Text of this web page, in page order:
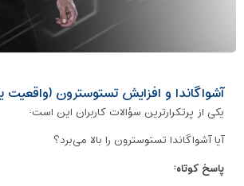
آشواگاندا و افزایش تستوسترون (واقعیت
یکی از پرتکرارترین سؤالات کاربران این است:
آیا آشواگاندا تستوسترون را بالا می‌برد؟
پاسخ کوتاه: